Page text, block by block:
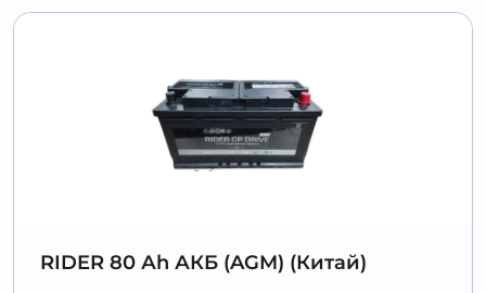
RIDER 80 Аh АКБ (AGM) (Китай)